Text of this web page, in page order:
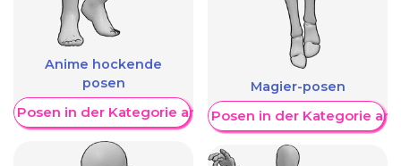
Anime hockende
posen
Posen in der Kategorie anzeigen
Magier-posen
Weitere Posen in der Kategorie